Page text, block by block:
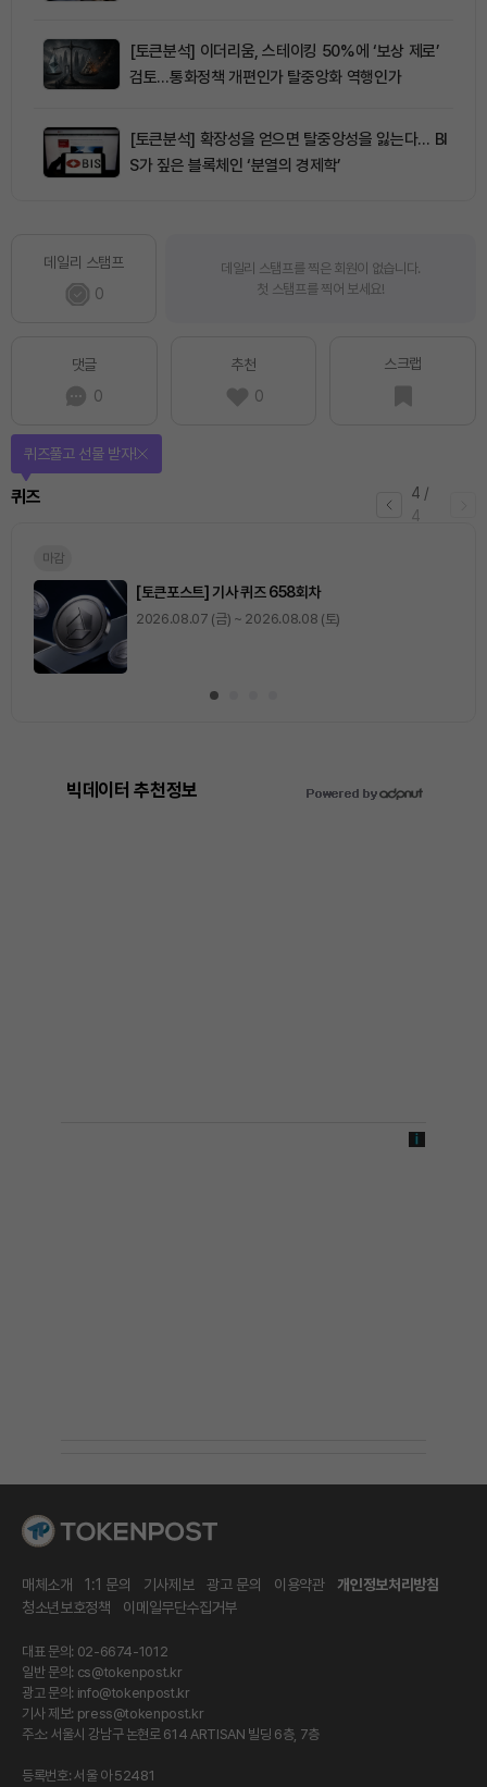
[토큰분석] 이더리움, 스테이킹 50%에 ‘보상 제로’
검토…통화정책 개편인가 탈중앙화 역행인가
[토큰분석] 확장성을 얻으면 탈중앙성을 잃는다… BI
S가 짚은 블록체인 ‘분열의 경제학’
데일리 스탬프
0
데일리 스탬프를 찍은 회원이 없습니다.
첫 스탬프를 찍어 보세요!
댓글
0
추천
0
스크랩
4 /
4
퀴즈
퀴즈풀고 선물 받자!
마감
[토큰포스트] 기사 퀴즈 658회차
2026.08.07 (금) ~ 2026.08.08 (토)
빅데이터 추천정보
매체소개 1:1 문의 기사제보 광고 문의 이용약관
개인정보처리방침
청소년보호정책
이메일무단수집거부
대표 문의: 02-6674-1012
일반 문의: cs@tokenpost.kr
광고 문의: info@tokenpost.kr
기사 제보: press@tokenpost.kr
주소: 서울시 강남구 논현로 614 ARTISAN 빌딩 6층, 7층
등록번호: 서울 아 52481